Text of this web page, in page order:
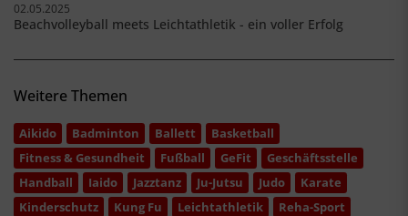
02.05.2025
Beachvolleyball meets Leichtathletik - ein voller Erfolg
Weitere Themen
Aikido Badminton Ballett
Basketball
Fitness & Gesundheit
Fußball GeFit
Geschäftsstelle
Handball
Iaido Jazztanz Ju-Jutsu Judo
Karate
Kinderschutz
Kung Fu Leichtathletik
Reha-Sport